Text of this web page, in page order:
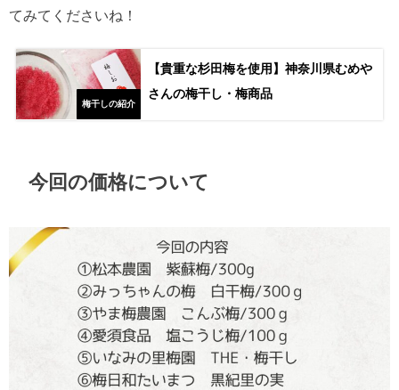
てみてくださいね！
梅干しの紹介
【貴重な杉田梅を使用】神奈川県むめや
さんの梅干し・梅商品
今回の価格について